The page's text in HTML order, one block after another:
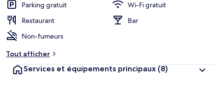
Parking gratuit
Wi-Fi gratuit
Restaurant
Bar
Non-fumeurs
Tout afficher
Services et équipements principaux (8)